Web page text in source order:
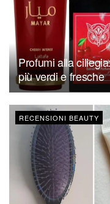
Profumi alla
più verdi e fresche
RECENSIONI BEAUTY